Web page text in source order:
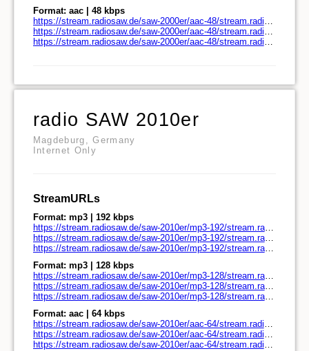
Format: aac | 48 kbps
https://stream.radiosaw.de/saw-2000er/aac-48/stream.radiosaw.de/
https://stream.radiosaw.de/saw-2000er/aac-48/stream.radiosaw.de/play.pls
https://stream.radiosaw.de/saw-2000er/aac-48/stream.radiosaw.de/play.m3u
radio SAW 2010er
Magdeburg, Germany
Internet Only
StreamURLs
Format: mp3 | 192 kbps
https://stream.radiosaw.de/saw-2010er/mp3-192/stream.radiosaw.de/
https://stream.radiosaw.de/saw-2010er/mp3-192/stream.radiosaw.de/play.pls
https://stream.radiosaw.de/saw-2010er/mp3-192/stream.radiosaw.de/play.m3u
Format: mp3 | 128 kbps
https://stream.radiosaw.de/saw-2010er/mp3-128/stream.radiosaw.de/
https://stream.radiosaw.de/saw-2010er/mp3-128/stream.radiosaw.de/play.pls
https://stream.radiosaw.de/saw-2010er/mp3-128/stream.radiosaw.de/play.m3u
Format: aac | 64 kbps
https://stream.radiosaw.de/saw-2010er/aac-64/stream.radiosaw.de/
https://stream.radiosaw.de/saw-2010er/aac-64/stream.radiosaw.de/play.pls
https://stream.radiosaw.de/saw-2010er/aac-64/stream.radiosaw.de/play.m3u